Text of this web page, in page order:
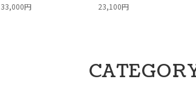
33,000円 23,100円